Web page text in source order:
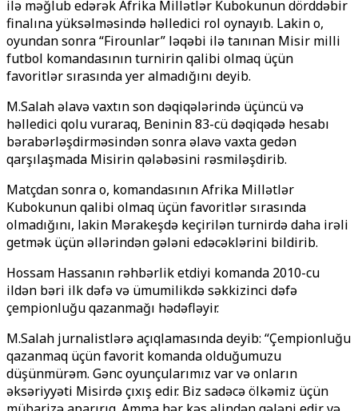
ilə məğlub edərək Afrika Millətlər Kubokunun dörddəbir
finalına yüksəlməsində həlledici rol oynayıb. Lakin o,
oyundan sonra “Firounlar” ləqəbi ilə tanınan Misir milli
futbol komandasının turnirin qalibi olmaq üçün
favoritlər sırasında yer almadığını deyib.
M.Salah əlavə vaxtın son dəqiqələrində üçüncü və
həlledici qolu vuraraq, Beninin 83-cü dəqiqədə hesabı
bərabərləşdirməsindən sonra əlavə vaxta gedən
qarşılaşmada Misirin qələbəsini rəsmiləşdirib.
Matçdan sonra o, komandasının Afrika Millətlər
Kubokunun qalibi olmaq üçün favoritlər sırasında
olmadığını, lakin Mərakeşdə keçirilən turnirdə daha irəli
getmək üçün əllərindən gələni edəcəklərini bildirib.
Hossam Hassanın rəhbərlik etdiyi komanda 2010-cu
ildən bəri ilk dəfə və ümumilikdə səkkizinci dəfə
çempionluğu qazanmağı hədəfləyir.
M.Salah jurnalistlərə açıqlamasında deyib: “Çempionluğu
qazanmaq üçün favorit komanda olduğumuzu
düşünmürəm. Gənc oyunçularımız var və onların
əksəriyyəti Misirdə çıxış edir. Biz sadəcə ölkəmiz üçün